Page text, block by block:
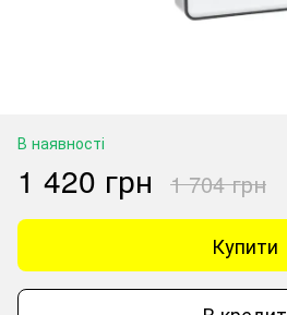
В наявності
1 420 грн 1 704 грн
Купити